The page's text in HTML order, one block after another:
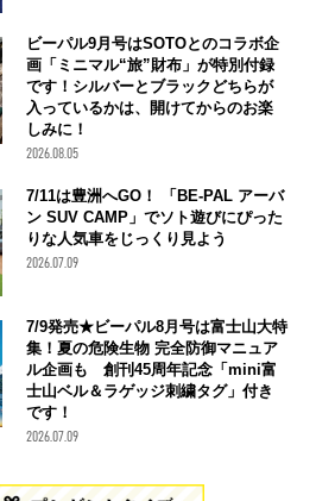
ビーパル9月号はSOTOとのコラボ企
画「ミニマル“旅”財布」が特別付録
です！シルバーとブラックどちらが
入っているかは、開けてからのお楽
しみに！
2026.08.05
7/11は豊洲へGO！ 「BE-PAL アーバ
ン SUV CAMP」でソト遊びにぴった
りな人気車をじっくり見よう
2026.07.09
7/9発売★ビーパル8月号は富士山大特
集！夏の危険生物 完全防御マニュア
ル企画も 創刊45周年記念「mini富
士山ベル＆ラゲッジ刺繍タグ」付き
です！
2026.07.09